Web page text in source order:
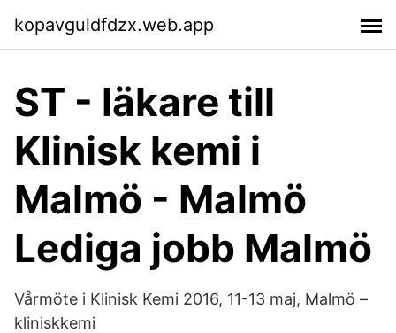
kopavguldfdzx.web.app
ST - läkare till
Klinisk kemi i
Malmö - Malmö
Lediga jobb Malmö
Vårmöte i Klinisk Kemi 2016, 11-13 maj, Malmö –
kliniskkemi